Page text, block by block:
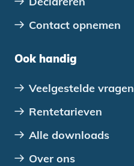
Contact opnemen
Ook handig
Veelgestelde vragen
Rentetarieven
Alle downloads
Over ons